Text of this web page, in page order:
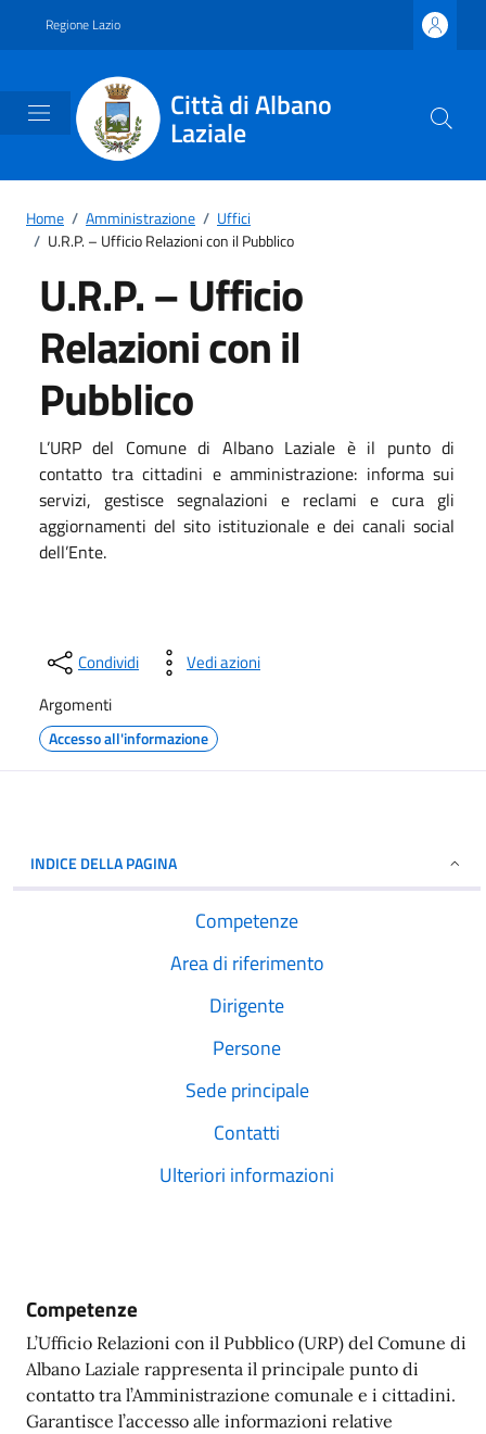
Regione Lazio
Città di Albano
Laziale
Home / Amministrazione / Uffici
/ U.R.P. – Ufficio Relazioni con il Pubblico
U.R.P. – Ufficio
Relazioni con il
Pubblico
L’URP del Comune di Albano Laziale è il punto di
contatto tra cittadini e amministrazione: informa sui
servizi, gestisce segnalazioni e reclami e cura gli
aggiornamenti del sito istituzionale e dei canali social
dell’Ente.
Condividi
Vedi azioni
Argomenti
Accesso all'informazione
INDICE DELLA PAGINA
Competenze
Area di riferimento
Dirigente
Persone
Sede principale
Contatti
Ulteriori informazioni
Competenze
L’Ufficio Relazioni con il Pubblico (URP) del Comune di
Albano Laziale rappresenta il principale punto di
contatto tra l’Amministrazione comunale e i cittadini.
Garantisce l’accesso alle informazioni relative